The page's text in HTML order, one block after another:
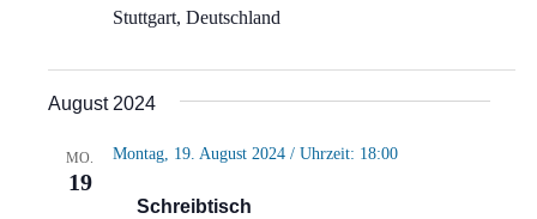
Stuttgart, Deutschland
August 2024
MO.
19
Schreibtisch
Montag, 19. August 2024 / Uhrzeit: 18:00